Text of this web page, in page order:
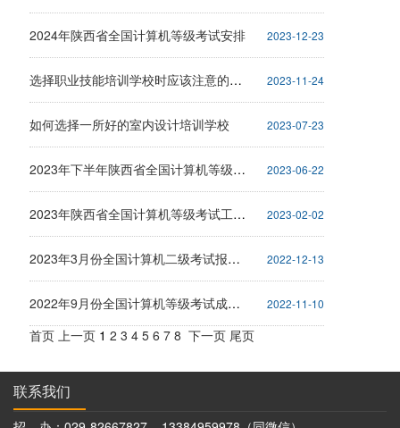
2024年陕西省全国计算机等级考试安排 2023-12-23
选择职业技能培训学校时应该注意的事项 2023-11-24
如何选择一所好的室内设计培训学校 2023-07-23
2023年下半年陕西省全国计算机等级考试报名通知 2023-06-22
2023年陕西省全国计算机等级考试工作安排 2023-02-02
2023年3月份全国计算机二级考试报名时间 2022-12-13
2022年9月份全国计算机等级考试成绩查询 2022-11-10
首页 上一页 12 3 4 5 6 7 8 下一页 尾页
联系我们